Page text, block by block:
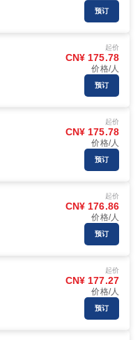
预订
起价
CN¥ 175.78
价格/人
预订
起价
CN¥ 175.78
价格/人
预订
起价
CN¥ 176.86
价格/人
预订
起价
CN¥ 177.27
价格/人
预订